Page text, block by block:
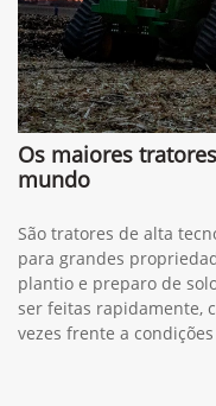
Os maiores
mundo
São tratores de alta
para grandes
plantio e preparo de
ser feitas rapidamente,
vezes frente a